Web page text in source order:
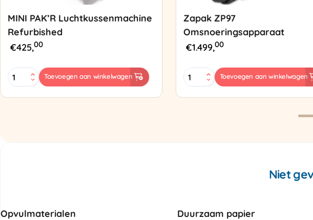
MINI PAK’R Luchtkussenmachine
Refurbished
€425,00
MINI
PAK'R
Toevoegen aan winkelwagen
Zapak ZP97
Omsnoeringsapparaat
€1.499,00
Zapak
ZP97
Toevoegen aan winkelwagen
Niet
Opvulmaterialen Duurzaam papier